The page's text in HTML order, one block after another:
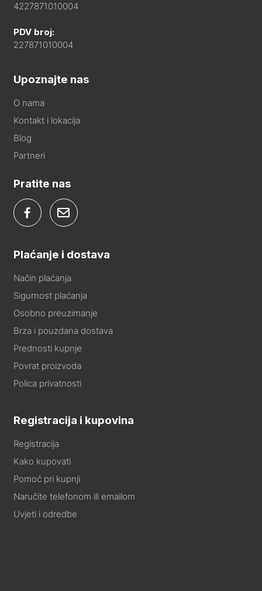
4227871010004
PDV broj:
227871010004
Upoznajte nas
O nama
Kontakt i lokacija
Blog
Partneri
Pratite nas
Plaćanje i dostava
Način plaćanja
Sigurnost plaćanja
Osobno preuzimanje
Brza i pouzdana dostava
Prednosti kupnje
Povrat proizvoda
Polica privatnosti
Registracija i kupovina
Registracija
Kako kupovati
Pomoć pri kupnji
Naručite telefonom ili emailom
Uvjeti i odredbe